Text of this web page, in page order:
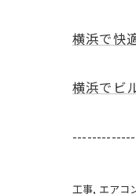
横浜で快
横浜でビ
工事 エアコ